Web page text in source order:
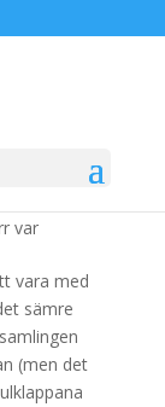
var
vara med
sämre
(men det